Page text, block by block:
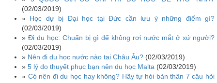
(02/03/2019)
» Học dự bị Đại học tại Đức cần lưu ý những điểm gì?
(02/03/2019)
» Đi du học: Chuẩn bị gì để không rơi nước mắt ở xứ người?
(02/03/2019)
» Nên đi du học nước nào tại Châu Âu? (02/03/2019)
» 5 lý do thuyết phục bạn nên du học Malta (02/03/2019)
» Có nên đi du học hay không? Hãy tự hỏi bản thân 7 câu hỏi